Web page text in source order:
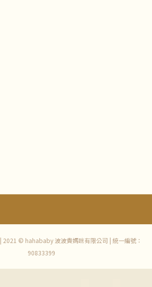
| 2021 © hahababy 波波貴媽咪有限公司 | 統一編號：
90833399